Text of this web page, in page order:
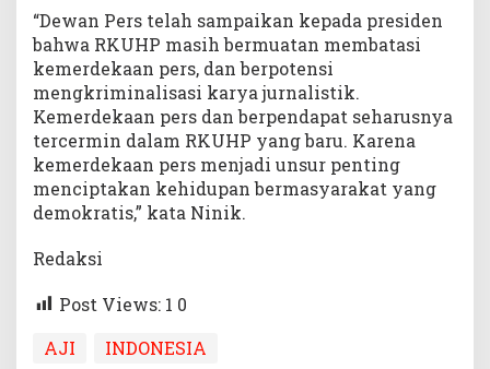
“Dewan Pers telah sampaikan kepada presiden
bahwa RKUHP masih bermuatan membatasi
kemerdekaan pers, dan berpotensi
mengkriminalisasi karya jurnalistik.
Kemerdekaan pers dan berpendapat seharusnya
tercermin dalam RKUHP yang baru. Karena
kemerdekaan pers menjadi unsur penting
menciptakan kehidupan bermasyarakat yang
demokratis,” kata Ninik.
Redaksi
Post Views: 1 0
AJI
INDONESIA